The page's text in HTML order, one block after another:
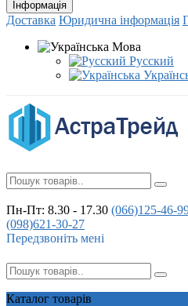
Інформація
Доставка Юридична інформація
Мова
Русский
Пн-Пт: 8.30 - 17.30 (066)125-46-
(098)621-30-27
Передзвоніть мені
Каталог товарів